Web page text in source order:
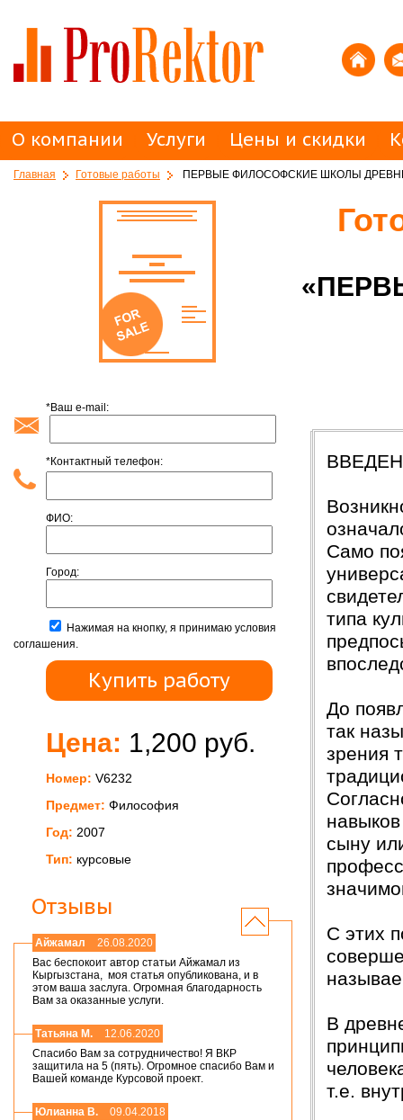
О компании Услуги Цены и скидки
Главная Готовые работы ПЕРВЫЕ ФИЛОСОФСКИЕ ШКОЛЫ
*Ваш e-mail:
*Контактный телефон:
ФИО:
Город:
Нажимая на кнопку, я принимаю условия
соглашения.
Цена: 1,200 руб.
Номер: V6232
Предмет: Философия
Год: 2007
Тип: курсовые
Отзывы
Айжамал
26.08.2020
Вас беспокоит автор статьи Айжамал из
Кыргызстана, моя статья опубликована, и в
этом ваша заслуга. Огромная благодарность
Вам за оказанные услуги.
Татьяна М.
12.06.2020
Спасибо Вам за сотрудничество! Я ВКР
защитила на 5 (пять). Огромное спасибо Вам и
Вашей команде Курсовой проект.
Юлианна В.
09.04.2018
Само
типа
До
так
зрения
сыну
С этих
В
т.е.